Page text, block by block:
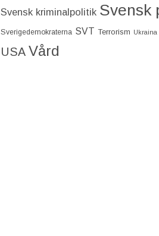
Svensk kriminalpolitik Svensk
Sverigedemokraterna SVT Terrorism Ukraina
USA Vård